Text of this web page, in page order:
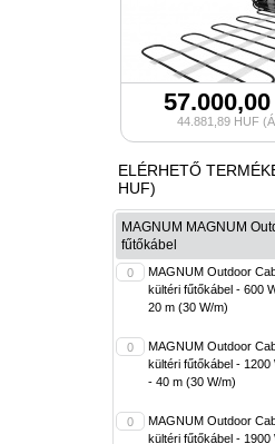
44.881,89 HUF
ELÉRHETŐ
HUF)
MAGNUM MAGNUM
fűtőkábel
MAGNUM Outdoor
kültéri fűtőkábel - 600
20 m (30 W/m)
MAGNUM Outdoor
kültéri fűtőkábel - 1200
- 40 m (30 W/m)
MAGNUM Outdoor
kültéri fűtőkábel - 1900